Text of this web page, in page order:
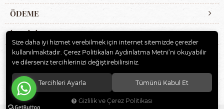
ÖDEME
İLETİŞİM
© 2020ERBAYBEBE BİSİKLET VE ÇOCUK GEREÇLERİ
saklıdır.
Size daha iyi hizmet verebilmek için internet sitemizde çerezler
kullanılmaktadır. Çerez Politikaları Aydınlatma Metni’ni okuyabilir
ve dilerseniz tercihlerinizi değiştirebilirsiniz.
Tercihleri Ayarla Tümünü Kabul Et
Gizlilik ve Çerez Politikası